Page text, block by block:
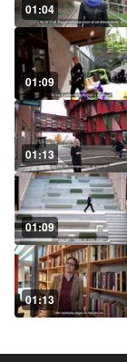
01:04
01:09
01:13
01:09
01:13